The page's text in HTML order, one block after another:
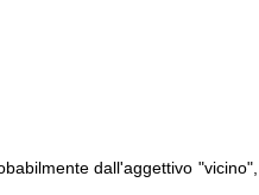
dall'aggettivo "vicino",